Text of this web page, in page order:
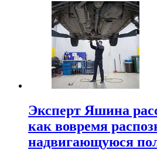
Эксперт Яшина
как вовремя
надвигающуюся